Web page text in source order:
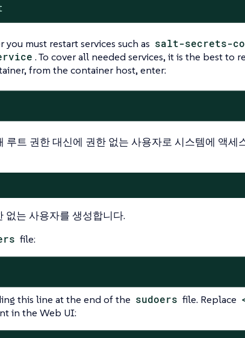
must restart services such as salt-secrets-
. To cover all needed services, it is the best to
from the container host, enter:
루트 권한 대신에 권한 없는 사용자로 시스템에 액세
없는 사용자를 생성합니다.
file:
this line at the end of the sudoers file. Replace
in the Web UI: